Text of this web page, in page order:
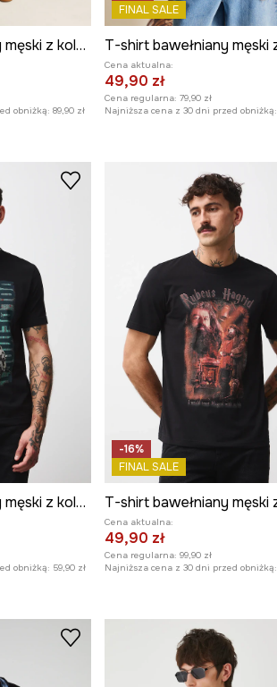
T-shirt bawełniany męski z kolekcji El Gato Chimney x Medicine kolor beżowy
obniżką: 89,90 zł
FINAL SALE
Cena aktualna:
49,90 zł
Cena regularna: 79,90 zł
Najniższa cena z 30 dni przed obniżką:
T-shirt bawełniany męski z kolekcji Harry Potter
obniżką: 59,90 zł
-16%
FINAL SALE
Cena aktualna:
49,90 zł
Cena regularna: 99,90 zł
Najniższa cena z 30 dni przed obniżką: